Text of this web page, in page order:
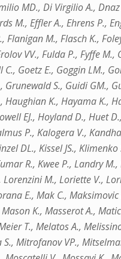
MD., Di Virgilio A.,
M., Effler A., Ehrens
M., Flasch K.,
VV., Fulda P., Fyffe
Goetz E., Goggin LM.,
Grunewald S., Guidi
K., Hayama K.,
EJ., Hoyland D.,
P., Kalogera V.,
DL., Kissel JS.,
R., Kwee P., Landry
M., Loriette V.,
E., Mak C.,
K., Masserot A.,
T., Melatos A.,
Mitrofanov VP.,